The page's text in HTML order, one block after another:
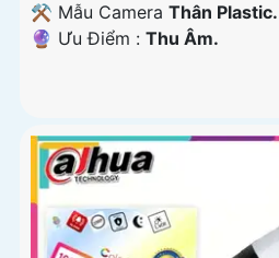
⚒ Mẫu Camera Thân Plastic.
️🔮 Ưu Điểm : Thu Âm.